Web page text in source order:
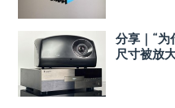
分享｜“为
尺寸被放